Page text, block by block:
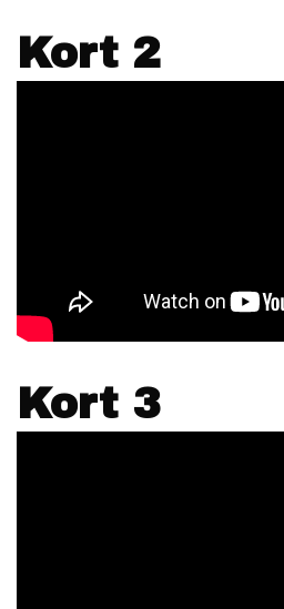
Kort 2
Kort 3